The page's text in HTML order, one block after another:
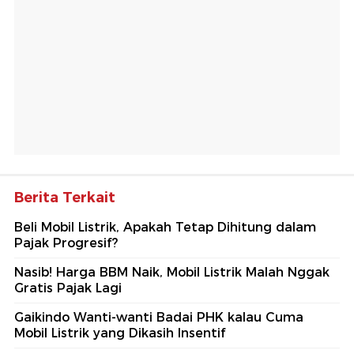
Berita Terkait
Beli Mobil Listrik, Apakah Tetap Dihitung dalam
Pajak Progresif?
Nasib! Harga BBM Naik, Mobil Listrik Malah Nggak
Gratis Pajak Lagi
Gaikindo Wanti-wanti Badai PHK kalau Cuma
Mobil Listrik yang Dikasih Insentif